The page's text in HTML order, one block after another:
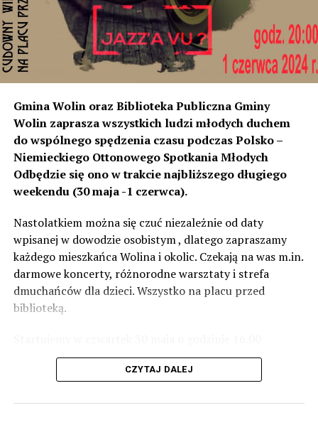
poziom dźwięku co tam. Sprawdzałyśmy, że odległość
naszych nieruchomości od drogi jest taka sama, a nawet
w stosunku do niektórych mniejsza niż tych, które są na
początku miejscowości chronione ekranami – mówi
Jolanta Podhajska.
Przedstawiciel GDDKiA mówi, że po roku od oddania
inwestycji będzie przeprowadzona ponowna analiza
hałasu, jeśli decybeli będzie więcej niż sądzono –
wówczas ekrany zostaną zamontowane.
– Jeżeli wyjdzie na to, że są przekroczone normy, to
zabezpieczeń. Dopóki nie będzie tych przekroczonych
norm dopuszczalnego hałasu, no to nie możemy nic
zrobić. Tam są odpowiednie normy – 61 i 56 decybeli –
zaznacza.
Foto: Wojciech Basałygo
Gmina Wolin oraz Biblioteka Publiczna Gminy
Wolin zaprasza wszystkich ludzi młodych duchem
do wspólnego spędzenia czasu podczas Polsko –
Niemieckiego Ottonowego Spotkania Młodych
Odbędzie się ono w trakcie najbliższego długiego
weekendu (30 maja -1 czerwca).
Nastolatkiem można się czuć niezależnie od daty
wpisanej w dowodzie osobistym , dlatego zapraszamy
każdego mieszkańca Wolina i okolic. Czekają na was m.in.
darmowe koncerty, różnorodne warsztaty i strefa
dmuchańców dla dzieci. Wszystko na placu przed
biblioteką.
występami zespołów „Yellow” i „Specyficzni”.
CZYTAJ DALEJ